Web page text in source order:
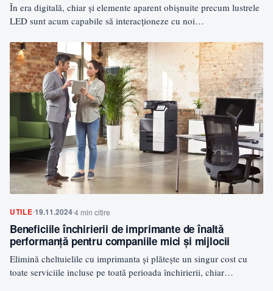
În era digitală, chiar și elemente aparent obișnuite precum lustrele
LED sunt acum capabile să interacționeze cu noi…
UTILE 19.11.20244 min citire
Beneficiile închirierii de imprimante de înaltă
performanță pentru companiile mici și mijlocii
Elimină cheltuielile cu imprimanta și plătește un singur cost cu
toate serviciile incluse pe toată perioada închirierii, chiar…